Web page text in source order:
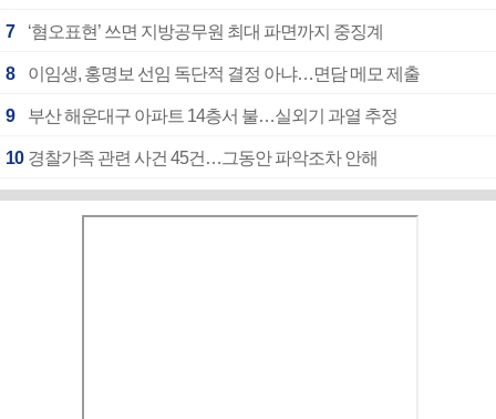
7 ‘혐오표현’ 쓰면 지방공무원 최대 파면까지 중징계
8 이임생, 홍명보 선임 독단적 결정 아냐…면담 메모 제출
9 부산 해운대구 아파트 14층서 불…실외기 과열 추정
10 경찰가족 관련 사건 45건…그동안 파악조차 안해